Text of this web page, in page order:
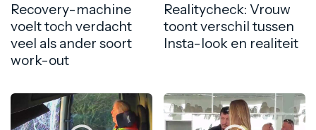
Recovery-machine
voelt toch verdacht
veel als ander soort
work-out
Realitycheck: Vrouw
toont verschil tussen
Insta-look en realiteit